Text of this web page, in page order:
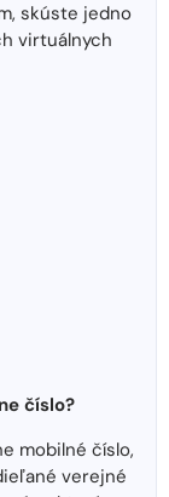
skúste jedno
virtuálnych
číslo?
mobilné číslo,
verejné